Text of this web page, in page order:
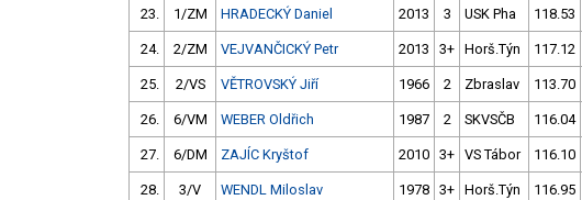
23. 1/ZM HRADECKÝ Daniel 2013 3 USK Pha 118.53
24. 2/ZM VEJVANČICKÝ Petr 2013 3+ Horš.Týn 117.12
25. 2/VS VĚTROVSKÝ Jiří 1966 2 Zbraslav 113.70
26. 6/VM WEBER Oldřich 1987 2 SKVSČB 116.04
27. 6/DM ZAJÍC Kryštof 2010 3+ VS Tábor 116.10
28. 3/V WENDL Miloslav 1978 3+ Horš.Týn 116.95